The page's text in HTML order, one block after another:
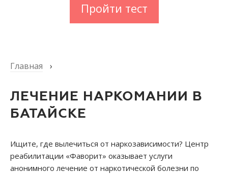
Пройти тест
Главная ›
ЛЕЧЕНИЕ НАРКОМАНИИ В
БАТАЙСКЕ
Ищите, где вылечиться от наркозависимости? Центр
реабилитации «Фаворит» оказывает услуги
анонимного лечение от наркотической болезни по